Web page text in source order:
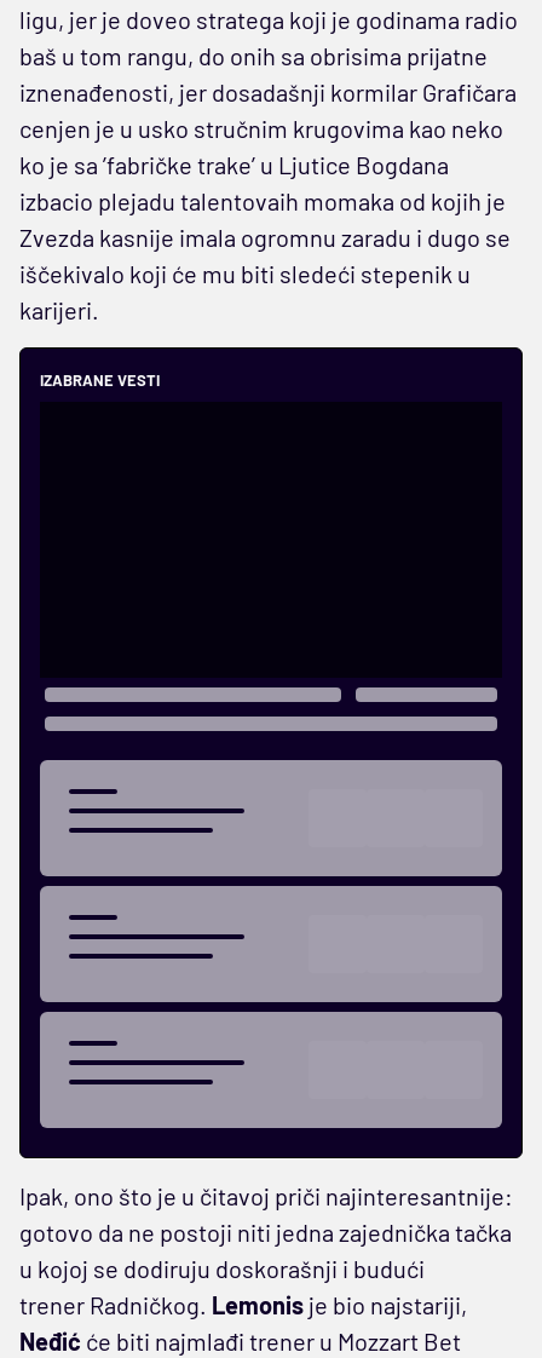
ligu, jer je doveo stratega koji je godinama radio
baš u tom rangu, do onih sa obrisima prijatne
iznenađenosti, jer dosadašnji kormilar Grafičara
cenjen je u usko stručnim krugovima kao neko
ko je sa ’fabričke trake’ u Ljutice Bogdana
izbacio plejadu talentovaih momaka od kojih je
Zvezda kasnije imala ogromnu zaradu i dugo se
iščekivalo koji će mu biti sledeći stepenik u
karijeri.
IZABRANE VESTI
Ipak, ono što je u čitavoj priči najinteresantnije:
gotovo da ne postoji niti jedna zajednička tačka
u kojoj se dodiruju doskorašnji i budući
trener Radničkog. Lemonis je bio najstariji,
Neđić će biti najmlađi trener u Mozzart Bet